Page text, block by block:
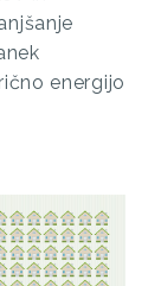
energijo